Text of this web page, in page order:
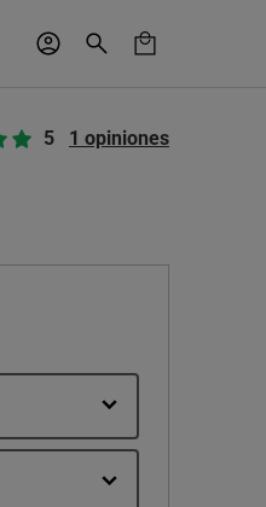
5 1 opiniones